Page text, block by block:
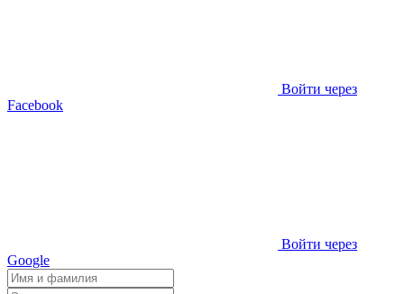
Войти через
Facebook
Войти через
Google